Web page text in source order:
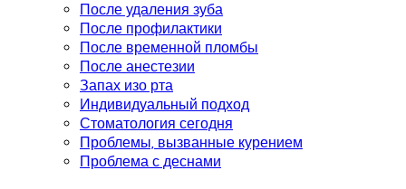
После удаления зуба
После профилактики
После временной пломбы
После анестезии
Запах изо рта
Индивидуальный подход
Стоматология сегодня
Проблемы, вызванные курением
Проблема с деснами